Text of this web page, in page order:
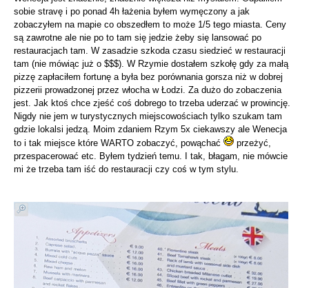
sobie stravę i po ponad 4h łażenia byłem wymęczony a jak
zobaczyłem na mapie co obszedłem to może 1/5 tego miasta. Ceny
są zawrotne ale nie po to tam się jedzie żeby się lansować po
restauracjach tam. W zasadzie szkoda czasu siedzieć w restauracji
tam (nie mówiąc już o $$$). W Rzymie dostałem szkołę gdy za małą
pizzę zapłaciłem fortunę a była bez porównania gorsza niż w dobrej
pizzerii prowadzonej przez włocha w Łodzi. Za dużo do zobaczenia
jest. Jak ktoś chce zjeść coś dobrego to trzeba uderzać w prowincję.
Nigdy nie jem w turystycznych miejscowościach tylko szukam tam
gdzie lokalsi jedzą. Moim zdaniem Rzym 5x ciekawszy ale Wenecja
to i tak miejsce które WARTO zobaczyć, powąchać
przeżyć,
przespacerować etc. Byłem tydzień temu. I tak, błagam, nie mówcie
mi że trzeba tam iść do restauracji czy coś w tym stylu.